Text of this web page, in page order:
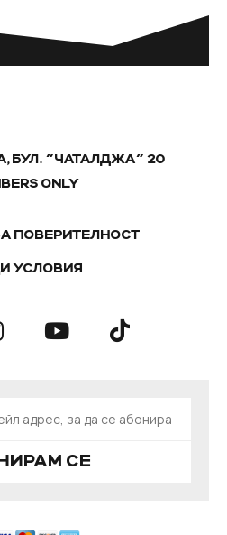
БУЛ. "ЧАТАЛДЖА" 20
ONLY
ПОВЕРИТЕЛНОСТ
УСЛОВИЯ
СЕ